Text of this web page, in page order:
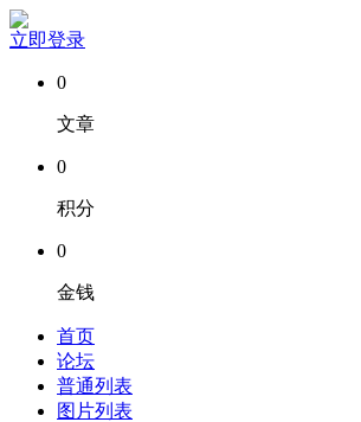
立即登录
0
文章
0
积分
0
金钱
首页
论坛
普通列表
图片列表